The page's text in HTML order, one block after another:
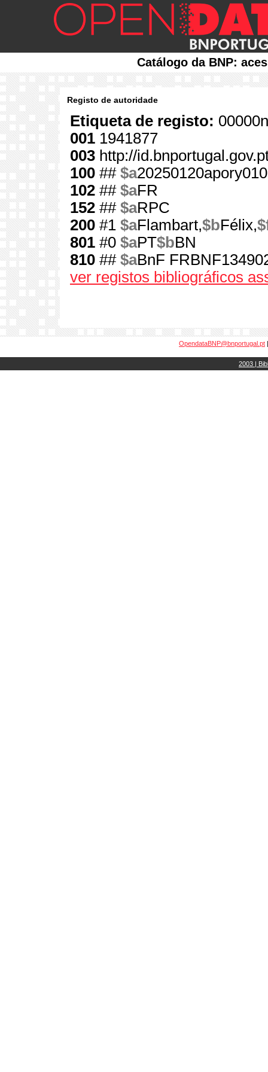
Catálogo da BNP:
Registo de autoridade
Etiqueta de registo:
001 1941877
003 http://
100 ## $a
102 ## $aFR
152 ## $aRPC
200 #1 $aFlambart,$bFélix,
801 #0 $aPT$bBN
810 ## $aBnF
ver registos bibliográficos
OpendataBNP@bnportugal.pt
2003 |